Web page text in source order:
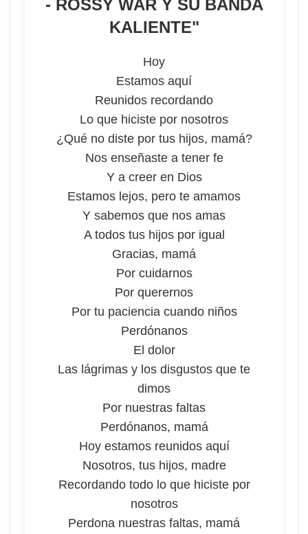
- ROSSY WAR Y SU BANDA
KALIENTE"
Hoy
Estamos aquí
Reunidos recordando
Lo que hiciste por nosotros
¿Qué no diste por tus hijos, mamá?
Nos enseñaste a tener fe
Y a creer en Dios
Estamos lejos, pero te amamos
Y sabemos que nos amas
A todos tus hijos por igual
Gracias, mamá
Por cuidarnos
Por querernos
Por tu paciencia cuando niños
Perdónanos
El dolor
Las lágrimas y los disgustos que te
dimos
Por nuestras faltas
Perdónanos, mamá
Hoy estamos reunidos aquí
Nosotros, tus hijos, madre
Recordando todo lo que hiciste por
nosotros
Perdona nuestras faltas, mamá